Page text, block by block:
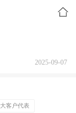
2025-09-07
大客户代表